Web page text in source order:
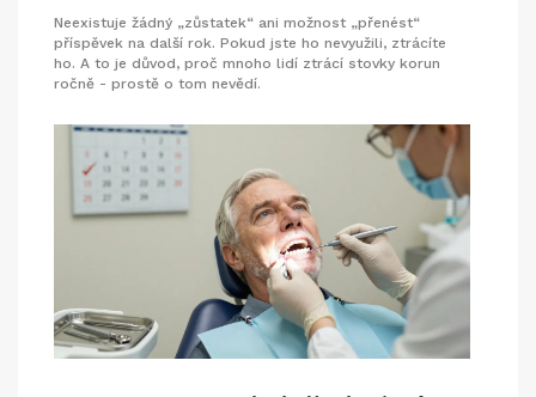
Neexistuje žádný „zůstatek“ ani možnost „přenést“
příspěvek na další rok. Pokud jste ho nevyužili, ztrácíte
ho. A to je důvod, proč mnoho lidí ztrácí stovky korun
ročně - prostě o tom nevědí.